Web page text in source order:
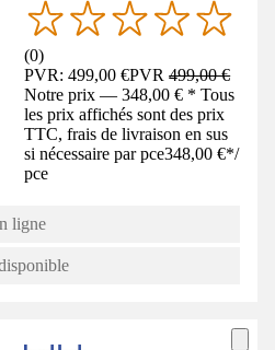
(0)
PVR: 499,00 €PVR499,00 €
Notre prix — 348,00 € * Tous
les prix affichés sont des prix
TTC, frais de livraison en sus
si nécessaire par pce348,00 €*/
pce
ligne